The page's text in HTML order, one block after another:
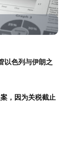
以色列与伊朗之
，因为关税截止